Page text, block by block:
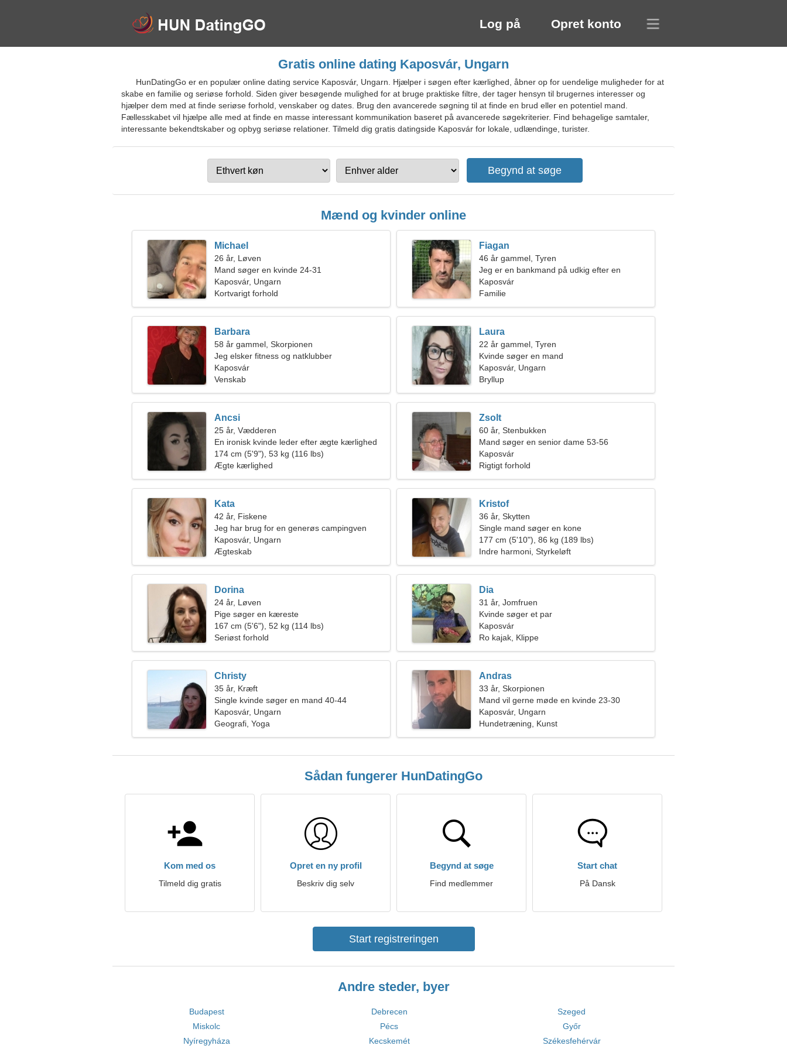
Log på Opret konto
Gratis online dating Kaposvár, Ungarn
HunDatingGo er en populær online dating service Kaposvár, Ungarn. Hjælper i søgen efter kærlighed, åbner op for uendelige muligheder for at
skabe en familie og seriøse forhold. Siden giver besøgende mulighed for at bruge praktiske filtre, der tager hensyn til brugernes interesser og
hjælper dem med at finde seriøse forhold, venskaber og dates. Brug den avancerede søgning til at finde en brud eller en potentiel mand.
Fællesskabet vil hjælpe alle med at finde en masse interessant kommunikation baseret på avancerede søgekriterier. Find behagelige samtaler,
interessante bekendtskaber og opbyg seriøse relationer. Tilmeld dig gratis datingside Kaposvár for lokale, udlændinge, turister.
Mænd og kvinder online
Michael
26 år, Løven
Mand søger en kvinde 24-31
Kaposvár, Ungarn
Kortvarigt forhold
Fiagan
46 år gammel, Tyren
Jeg er en bankmand på udkig efter en
legende kvinde
Kaposvár
Familie
Barbara
58 år gammel, Skorpionen
Jeg elsker fitness og natklubber
Kaposvár
Venskab
Laura
22 år gammel, Tyren
Kvinde søger en mand
Kaposvár, Ungarn
Bryllup
Ancsi
25 år, Vædderen
En ironisk kvinde leder efter ægte kærlighed
174 cm (5'9"), 53 kg (116 lbs)
Ægte kærlighed
Zsolt
60 år, Stenbukken
Mand søger en senior dame 53-56
Kaposvár
Rigtigt forhold
Kata
42 år, Fiskene
Jeg har brug for en generøs campingven
Kaposvár, Ungarn
Ægteskab
Kristof
36 år, Skytten
Single mand søger en kone
177 cm (5'10"), 86 kg (189 lbs)
Indre harmoni, Styrkeløft
Dorina
24 år, Løven
Pige søger en kæreste
167 cm (5'6"), 52 kg (114 lbs)
Seriøst forhold
Dia
31 år, Jomfruen
Kvinde søger et par
Kaposvár
Ro kajak, Klippe
Christy
35 år, Kræft
Single kvinde søger en mand 40-44
Kaposvár, Ungarn
Geografi, Yoga
Andras
33 år, Skorpionen
Mand vil gerne møde en kvinde 23-30
Kaposvár, Ungarn
Hundetræning, Kunst
Sådan fungerer HunDatingGo
Kom med os
Tilmeld dig gratis
Opret en ny profil
Beskriv dig selv
Begynd at søge
Find medlemmer
Start chat
På Dansk
Start registreringen
Andre steder, byer
Budapest Debrecen
Szeged
Miskolc
Pécs
Győr
Nyíregyháza
Kecskemét Székesfehérvár